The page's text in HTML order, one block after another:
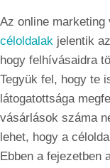
Az online marketing
céloldalak jelentik
hogy felhívásaidra
Tegyük fel, hogy te
látogatottsága
vásárlások száma
lehet, hogy a
Ebben a fejezetben